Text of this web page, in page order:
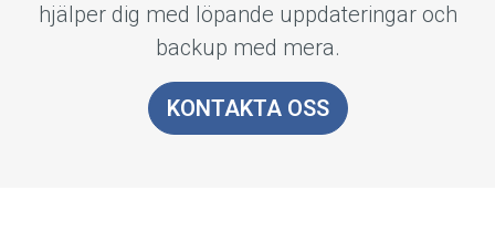
hjälper dig med löpande uppdateringar och
backup med mera.
KONTAKTA OSS